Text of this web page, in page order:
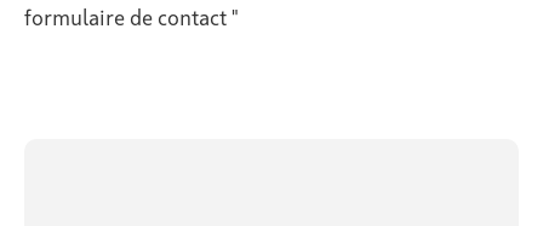
formulaire de contact "